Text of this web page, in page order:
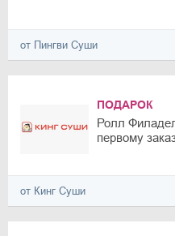
от Пингви Суши
ПОДАРОК
Ролл
первому
от Кинг Суши